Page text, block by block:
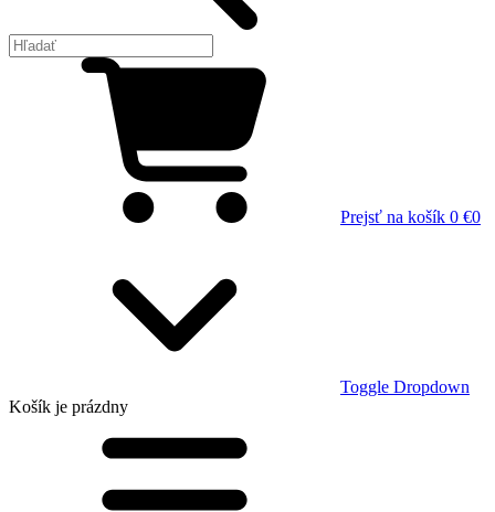
Prejsť na košík 0 €0
Toggle Dropdown
Košík je prázdny